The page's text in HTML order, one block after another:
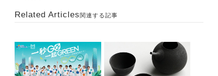
Related Articles関連する記事